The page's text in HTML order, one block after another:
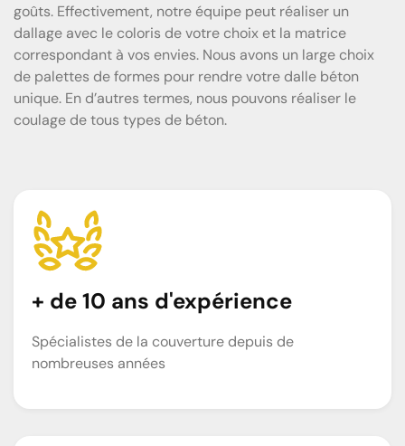
goûts. Effectivement, notre équipe peut réaliser un
dallage avec le coloris de votre choix et la matrice
correspondant à vos envies. Nous avons un large choix
de palettes de formes pour rendre votre dalle béton
unique. En d’autres termes, nous pouvons réaliser le
coulage de tous types de béton.
+ de 10 ans d'expérience
Spécialistes de la couverture depuis de
nombreuses années